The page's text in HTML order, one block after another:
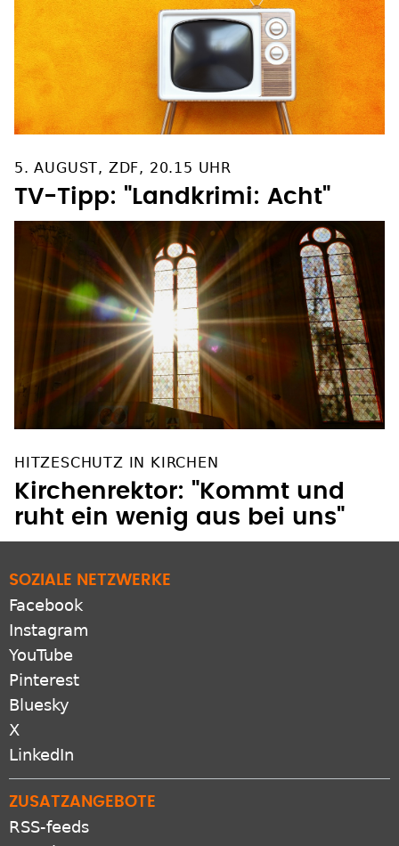
5. AUGUST, ZDF, 20.15 UHR
TV-Tipp: "Landkrimi: Acht"
HITZESCHUTZ IN KIRCHEN
Kirchenrektor: "Kommt und
ruht ein wenig aus bei uns"
SOZIALE NETZWERKE
Facebook
Instagram
YouTube
Pinterest
Bluesky
X
LinkedIn
ZUSATZANGEBOTE
RSS-feeds